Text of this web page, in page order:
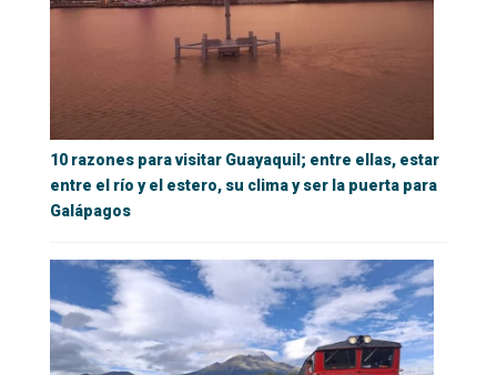
10 razones para visitar Guayaquil; entre ellas, estar
entre el río y el estero, su clima y ser la puerta para
Galápagos